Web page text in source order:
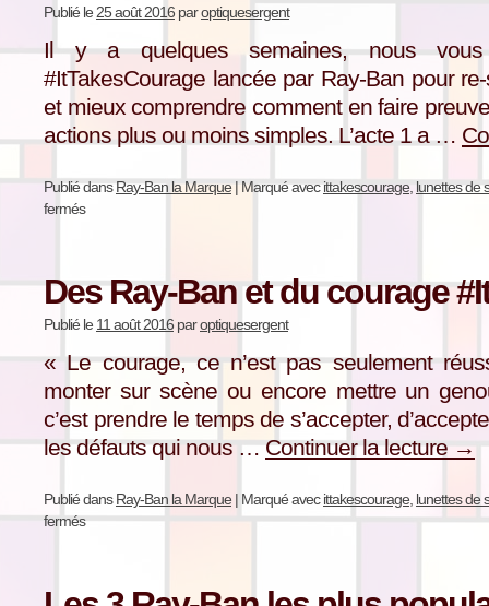
Publié le 25 août 2016 paroptiquesergent
Il y a quelques semaines, nous vous
#ItTakesCourage lancée par Ray-Ban pour
et mieux comprendre comment en faire
actions plus ou moins simples. L’acte 1 a …
Publié dansRay-Ban la Marque|Marqué avecittakescourage lunettes de
fermés
Des Ray-Ban et du courage
Publié le 11 août 2016 paroptiquesergent
« Le courage, ce n’est pas seulement
monter sur scène ou encore mettre un
c’est prendre le temps de s’accepter,
les défauts qui nous …Continuer la lecture →
Publié dans Ray-Ban la Marque | Marqué avec ittakescourage lunettes de
fermés